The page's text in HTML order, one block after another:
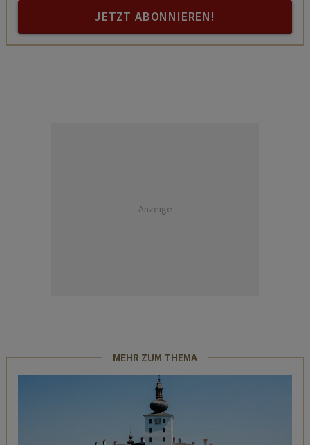
JETZT ABONNIEREN!
Anzeige
MEHR ZUM THEMA